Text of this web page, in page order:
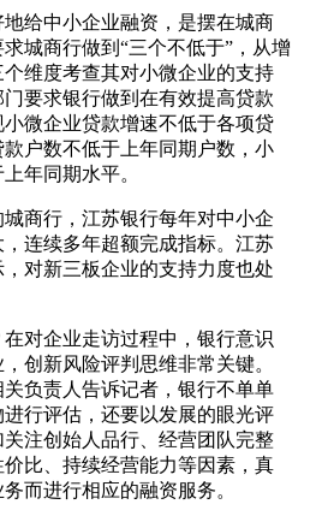
给中小企业融资，是摆在城商
城商行做到“三个不低于”，从增
维度考查其对小微企业的支持
要求银行做到在有效提高贷款
微企业贷款增速不低于各项贷
户数不低于上年同期户数，小
年同期水平。
行，江苏银行每年对中小企
连续多年超额完成指标。江苏
对新三板企业的支持力度也处
企业走访过程中，银行意识
创新风险评判思维非常关键。
负责人告诉记者，银行不单单
行评估，还要以发展的眼光评
注创始人品行、经营团队完整
比、持续经营能力等因素，真
而进行相应的融资服务。